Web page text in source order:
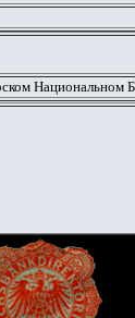
Национальном